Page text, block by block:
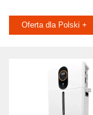
Oferta dla Polski +